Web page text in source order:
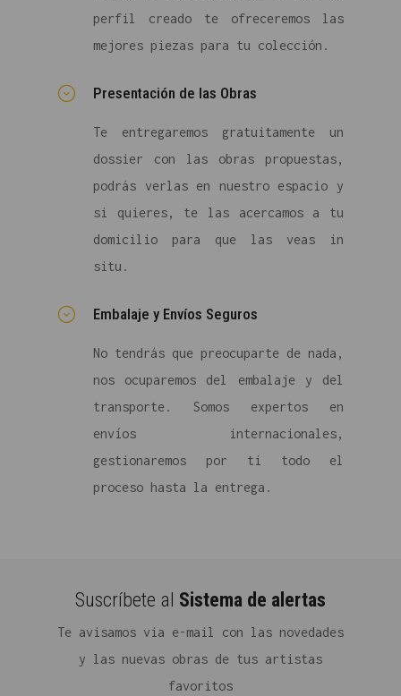
perfil creado te ofreceremos las
mejores piezas para tu colección.
Presentación de las Obras
Te entregaremos gratuitamente un
dossier con las obras propuestas,
podrás verlas en nuestro espacio y
si quieres, te las acercamos a tu
domicilio para que las veas in
situ.
Embalaje y Envíos Seguros
No tendrás que preocuparte de nada,
nos ocuparemos del embalaje y del
transporte. Somos expertos en
envíos internacionales,
gestionaremos por ti todo el
proceso hasta la entrega.
Suscríbete al Sistema de alertas
Te avisamos via e-mail con las novedades
y las nuevas obras de tus artistas
favoritos